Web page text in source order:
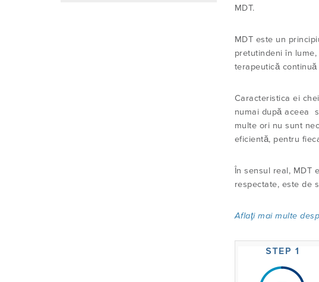
MDT.
MDT este un
pretutindeni în
terapeutică
Caracteristica ei
numai după aceea
multe ori nu sunt
eficientă, pentru
În sensul real, MDT
respectate, este de
Aflaţi mai multe